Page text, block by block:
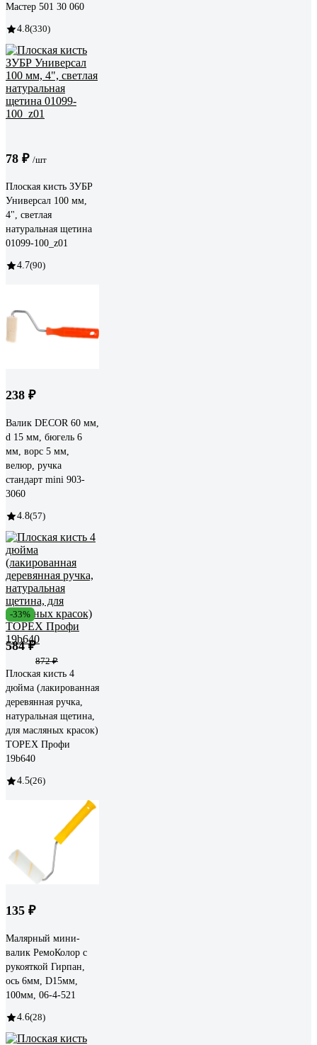
Мастер 501 30 060
4.8(330)
78 ₽ /шт
Плоская кисть ЗУБР
Универсал 100 мм,
4", светлая
натуральная щетина
01099-100_z01
4.7(90)
238 ₽
Валик DECOR 60 мм,
d 15 мм, бюгель 6
мм, ворс 5 мм,
велюр, ручка
стандарт mini 903-
3060
4.8(57)
-33%
584 ₽
872 ₽
Плоская кисть 4
дюйма (лакированная
деревянная ручка,
натуральная щетина,
для масляных красок)
TOPEX Профи
19b640
4.5(26)
135 ₽
Малярный мини-
валик РемоКолор с
рукояткой Гирпан,
ось 6мм, D15мм,
100мм, 06-4-521
4.6(28)